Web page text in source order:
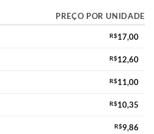
PREÇO POR UNIDADE
R$17,00
R$12,60
R$11,00
R$10,35
R$9,86